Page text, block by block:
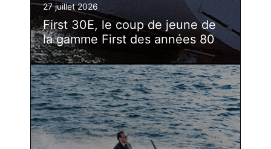
27 juillet 2026
First 30E, le coup de jeune de
la gamme First des années 80